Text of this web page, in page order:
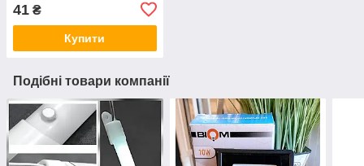
41 ₴
Купити
Подібні товари компанії